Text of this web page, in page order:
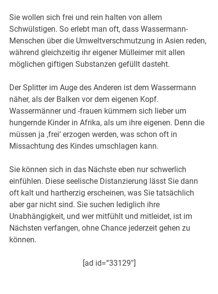
Sie wollen sich frei und rein halten von allem
Schwülstigen. So erlebt man oft, dass Wassermann-
Menschen über die Umweltverschmutzung in Asien reden,
während gleichzeitig ihr eigener Mülleimer mit allen
möglichen giftigen Substanzen gefüllt dasteht.
Der Splitter im Auge des Anderen ist dem Wassermann
näher, als der Balken vor dem eigenen Kopf.
Wassermänner und -frauen kümmern sich lieber um
hungernde Kinder in Afrika, als um ihre eigenen. Denn die
müssen ja ‚frei‘ erzogen werden, was schon oft in
Missachtung des Kindes umschlagen kann.
Sie können sich in das Nächste eben nur schwerlich
einfühlen. Diese seelische Distanzierung lässt Sie dann
oft kalt und hartherzig erscheinen, was Sie tatsächlich
aber gar nicht sind. Sie suchen lediglich ihre
Unabhängigkeit, und wer mitfühlt und mitleidet, ist im
Nächsten verfangen, ohne Chance jederzeit gehen zu
können.
[ad id=“33129″]